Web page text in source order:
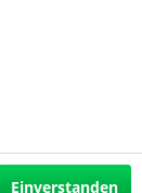
Einverstanden